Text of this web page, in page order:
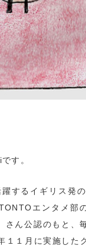
す。
するイギリス発
エンタメ部
さん公認のもと、
１１月に実施した